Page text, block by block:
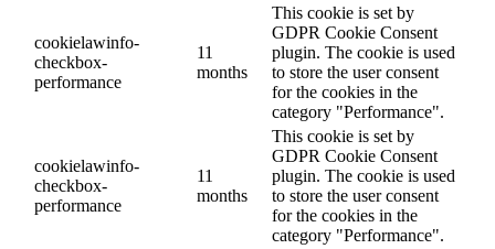
cookielawinfo-
checkbox-
performance
11
months
This cookie is set by
GDPR Cookie Consent
plugin. The cookie is used
to store the user consent
for the cookies in the
category "Performance".
cookielawinfo-
checkbox-
performance
11
months
This cookie is set by
GDPR Cookie Consent
plugin. The cookie is used
to store the user consent
for the cookies in the
category "Performance".